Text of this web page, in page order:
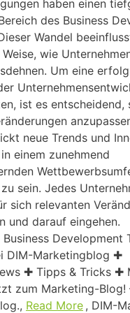
haben einen
des Business
Wandel
wie
Um eine
ist es entscheidend,
neue Trends und
einem zunehmend
sein. Jedes
sich relevanten
und darauf eingehen.
Development
DIM-Marketingblog ✚
✚ Tipps & Tricks ✚
zum Marketing-Blog!
Read More , DIM-